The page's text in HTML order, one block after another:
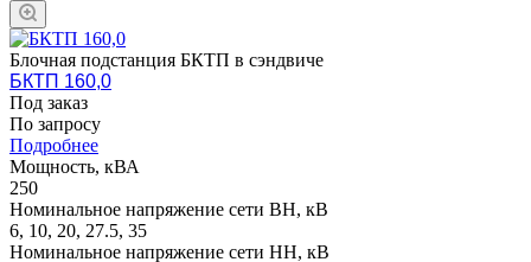
Блочная подстанция БКТП в сэндвиче
БКТП 160,0
Под заказ
По запросу
Подробнее
Мощность, кВА
250
Номинальное напряжение сети ВН, кВ
6, 10, 20, 27.5, 35
Номинальное напряжение сети НН, кВ